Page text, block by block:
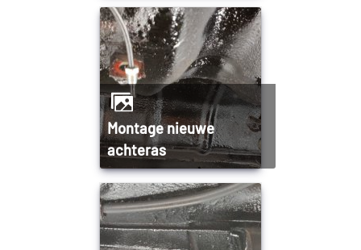
Montage nieuwe
achteras